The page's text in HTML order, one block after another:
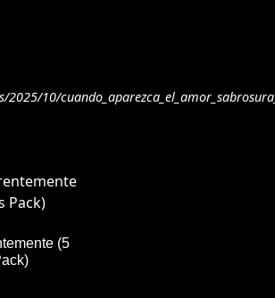
10/cuando_aparezca_el_amor_sabrosura_
(5